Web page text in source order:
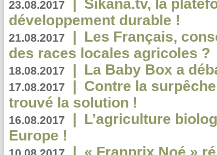
23.08.2017 | Sikana.tv, la
développement durable !
21.08.2017 | Les Français,
des races locales agricoles ?
18.08.2017 | La Baby Box a
17.08.2017 | Contre la
trouvé la solution !
16.08.2017 | L’agriculture
Europe !